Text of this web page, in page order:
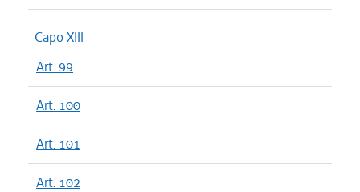
Capo XIII
Art. 99
Art. 100
Art. 101
Art. 102